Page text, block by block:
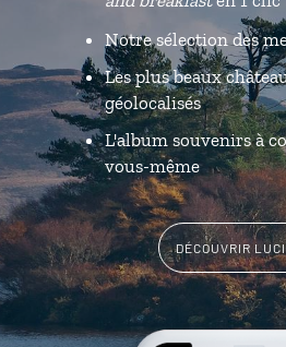
Notre sélection des
Les plus beaux
géolocalisés
L'album souvenirs à
vous-même
DÉCOUVRIR